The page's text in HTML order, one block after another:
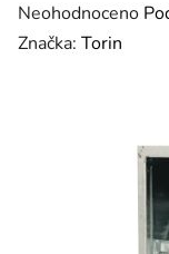
Průměrné
Neohodnoceno
Značka: Torin